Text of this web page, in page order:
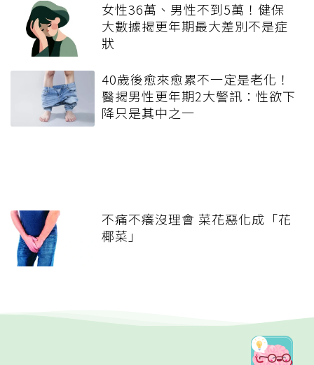
女性36萬、男性不到5萬！健保
大數據揭更年期最大差別不是症
狀
40歲後愈來愈累不一定是老化！
醫揭男性更年期2大警訊：性欲下
降只是其中之一
不痛不癢沒理會 菜花惡化成「花
椰菜」